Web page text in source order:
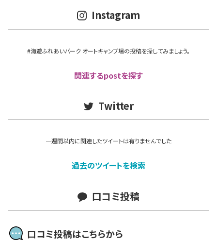
Instagram
#海遊ふれあいパーク オートキャンプ場の投稿を探してみましょう。
関連するpostを探す
Twitter
一週間以内に関連したツイートは有りませんでした
過去のツイートを検索
口コミ投稿
口コミ投稿はこちらから